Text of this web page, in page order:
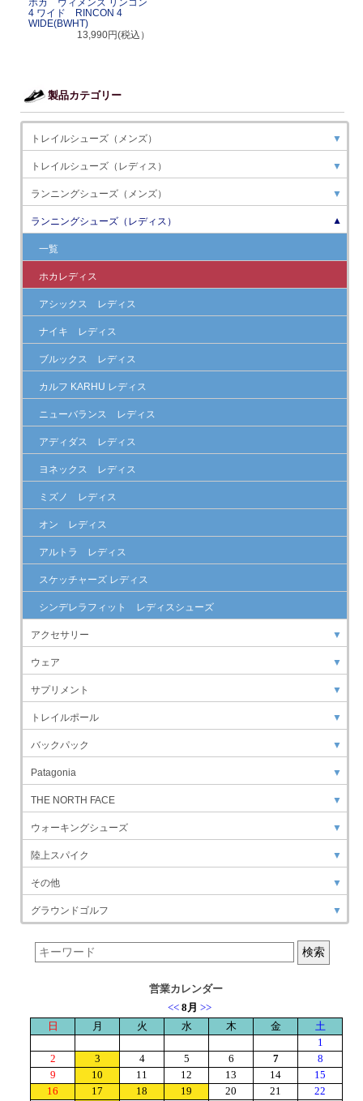
ホカ ウィメンズ リンコン
4 ワイド RINCON 4
WIDE(BWHT)
13,990円(税込）
製品カテゴリー
トレイルシューズ（メンズ） ▼
トレイルシューズ（レディス） ▼
ランニングシューズ（メンズ） ▼
ランニングシューズ（レディス） ▼
一覧
ホカレディス
アシックス レディス
ナイキ レディス
ブルックス レディス
カルフ KARHU レディス
ニューバランス レディス
アディダス レディス
ヨネックス レディス
ミズノ レディス
オン レディス
アルトラ レディス
スケッチャーズ レディス
シンデレラフィット レディスシューズ
アクセサリー ▼
ウェア ▼
サプリメント ▼
トレイルポール ▼
バックパック ▼
Patagonia ▼
THE NORTH FACE ▼
ウォーキングシューズ ▼
陸上スパイク ▼
その他 ▼
グラウンドゴルフ ▼
営業カレンダー